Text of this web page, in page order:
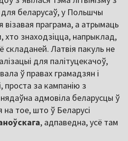
для беларусаў, у Польшчы
візавая праграма, а атрымаць
хто знаходзіцца, напрыклад,
складаней. Латвія пакуль не
для палітуцекачоў,
ў правах грамадзян і
проста за кампанію з
адмовіла беларусцы ў
тое, што ў Беларусі
, адпаведна, усё там